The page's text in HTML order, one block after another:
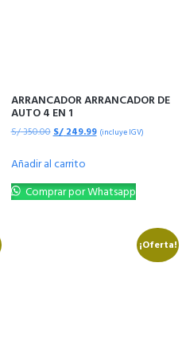
ARRANCADOR ARRANCADOR DE
AUTO 4 EN 1
S/350.00 S/249.99 (incluye IGV)
Añadir al carrito
Comprar por Whatsapp
¡Oferta!